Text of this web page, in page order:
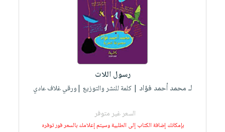
رسول اللات
لـ محمد أحمد فؤاد | كلمة للنشر والتوزيع |ورقي غلاف عادي
السعر غير متوفر
بإمكانك إضافة الكتاب إلى الطلبية وسيتم إعلامك بالسعر فور توفره